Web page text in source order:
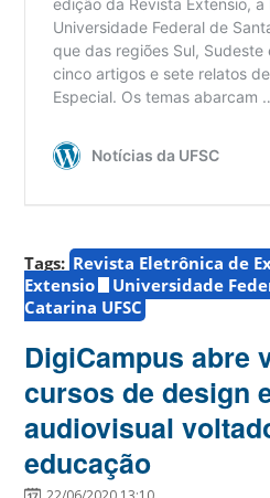
Tags: Revista Eletrônica de
Extensio
Universidade
Catarina UFSC
DigiCampus abre
cursos de design
audiovisual
educação